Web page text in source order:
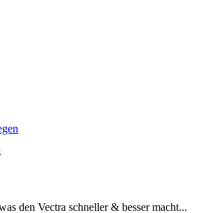
den Vectra schneller & besser macht...